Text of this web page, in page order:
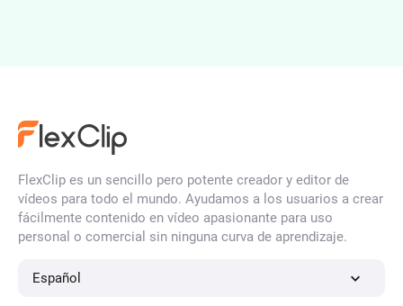
FlexClip es un sencillo pero potente creador y editor de
vídeos para todo el mundo. Ayudamos a los usuarios a crear
fácilmente contenido en vídeo apasionante para uso
personal o comercial sin ninguna curva de aprendizaje.
Español